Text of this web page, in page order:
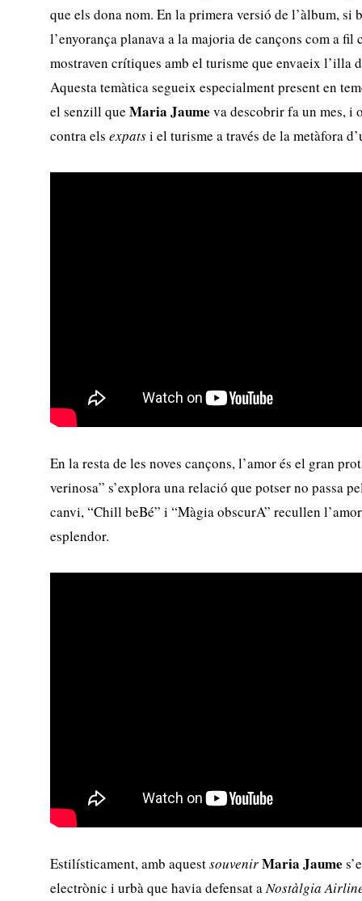
que els dona nom. En la primera versió de l’àlbum, si
l’enyorança planava a la majoria de cançons com a fil
mostraven crítiques amb el turisme que envaeix
Aquesta temàtica segueix especialment present en
el senzill queMaria Jaume va descobrir fa un mes, i
contra elsexpatsi el turisme a través de la metàfora
En la resta de les noves cançons, l’amor és el gran
verinosa” s’explora una relació que potser no passa
canvi, “Chill beBé” i “Màgia obscurA” recullen
esplendor.
Estilísticament, amb aquestsouvenirMaria Jaume
electrònic i urbà que havia defensat aNostàlgia